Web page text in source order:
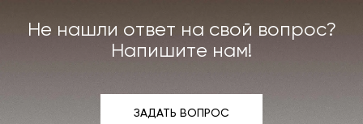
Не нашли ответ на свой вопрос?
Напишите нам!
ЗАДАТЬ ВОПРОС